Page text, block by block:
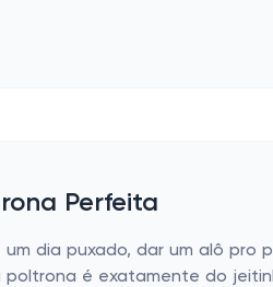
Perfeita
dia puxado, dar um alô pro
é exatamente do